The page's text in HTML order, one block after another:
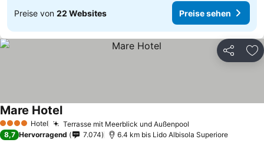
Preise von 22 Websites Preise sehen
Teilen
4 Sterne Hotel Terrasse mit Meerblick und Außenpool
Mare Hotel
8,7 Hervorragend 7.074 6.4 km bis Lido Albisola Superiore